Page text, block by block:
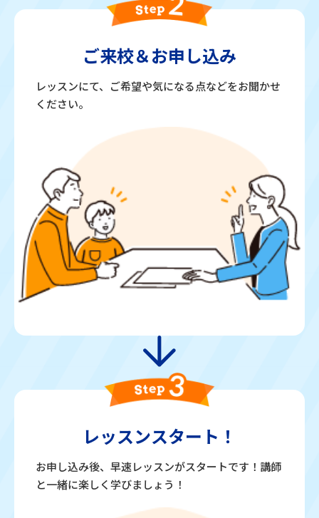
ご来校＆お申し込み
レッスンにて、ご希望や気になる点などをお聞かせ
ください。
レッスンスタート！
お申し込み後、早速レッスンがスタートです！講師
と一緒に楽しく学びましょう！